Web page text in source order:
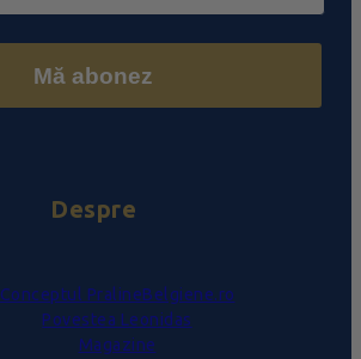
Mă abonez
Despre
Conceptul PralineBelgiene.ro
Povestea Leonidas
Magazine